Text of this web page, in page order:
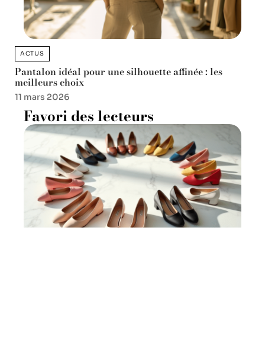
ACTUS
Pantalon idéal pour une silhouette affinée : les
meilleurs choix
11 mars 2026
Favori des lecteurs